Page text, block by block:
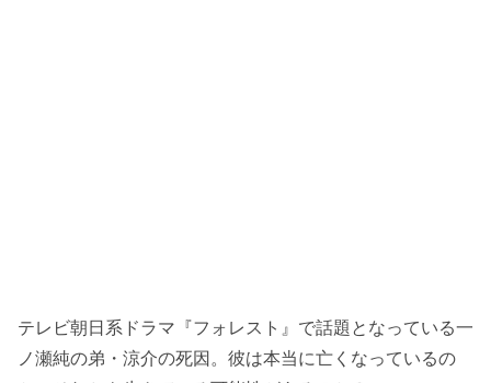
テレビ朝日系ドラマ『フォレスト』で話題となっている一
ノ瀬純の弟・涼介の死因。彼は本当に亡くなっているの